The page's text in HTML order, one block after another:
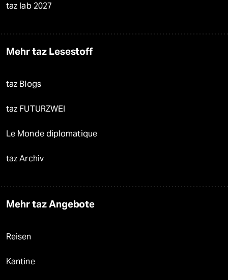
taz lab 2027
Mehr taz Lesestoff
taz Blogs
taz FUTURZWEI
Le Monde diplomatique
taz Archiv
Mehr taz Angebote
Reisen
Kantine